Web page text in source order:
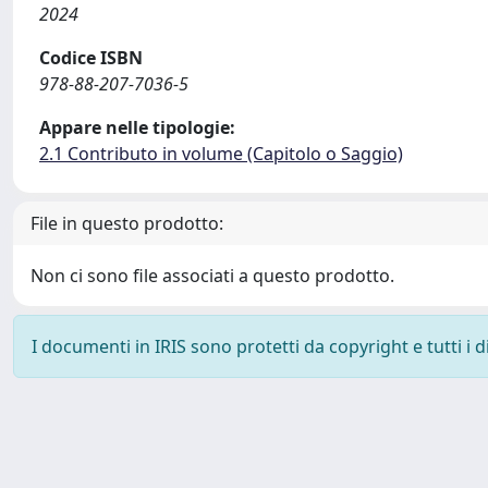
2024
Codice ISBN
978-88-207-7036-5
Appare nelle tipologie:
2.1 Contributo in volume (Capitolo o Saggio)
File in questo prodotto:
Non ci sono file associati a questo prodotto.
I documenti in IRIS sono protetti da copyright e tutti i